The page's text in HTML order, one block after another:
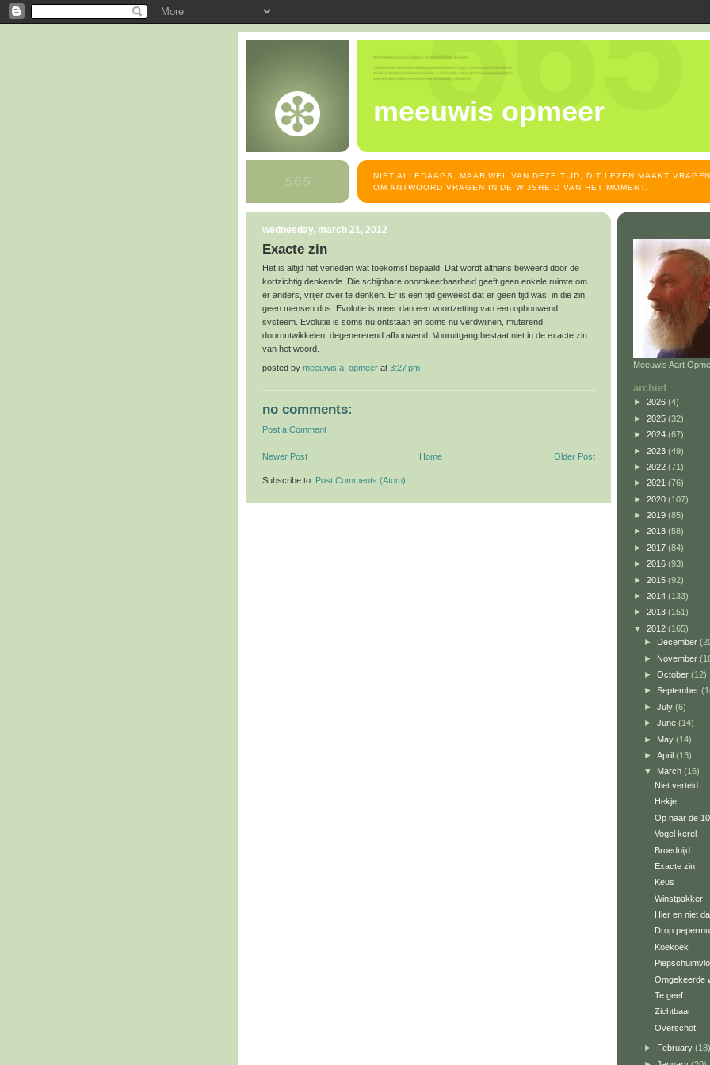
meeuwis opmeer
NIET ALLEDAAGS, MAAR WEL VAN DEZE TIJD, DIT LEZEN MAAKT
OM ANTWOORD VRAGEN IN DE WIJSHEID VAN HET MOMENT.
wednesday, march 21, 2012
Exacte zin
Het is altijd het verleden wat toekomst bepaald. Dat wordt althans beweerd door de
kortzichtig denkende. Die schijnbare onomkeerbaarheid geeft geen enkele ruimte om
er anders, vrijer over te denken. Er is een tijd geweest dat er geen tijd was, in die zin,
geen mensen dus. Evolutie is meer dan een voortzetting van een opbouwend
systeem. Evolutie is soms nu ontstaan en soms nu verdwijnen, muterend
doorontwikkelen, degenererend afbouwend. Vooruitgang bestaat niet in de exacte zin
van het woord.
posted by meeuwis a. opmeer at 3:27 pm
no comments:
Post a Comment
Newer Post Older Post
Home
Subscribe to: Post Comments (Atom)
Meeuwis Aart
archief
► 2026 (4)
► 2025 (32)
► 2024 (67)
► 2023 (49)
► 2022 (71)
► 2021 (76)
► 2020 (107)
► 2019 (85)
► 2018 (58)
► 2017 (84)
► 2016 (93)
► 2015 (92)
► 2014 (133)
► 2013 (151)
▼ 2012 (165)
►
December
► November
► October (12)
► September
► July (6)
► June (14)
► May (14)
► April (13)
▼ March (16)
Niet verteld
Hekje
Op naar de
Vogel kerel
Broednijd
Exacte zin
Keus
Winstpakker
Hier en niet
Drop
Koekoek
Omgekeerde
Te geef
Zichtbaar
Overschot
► February (18)